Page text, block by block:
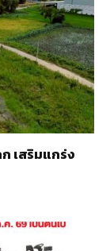
เสริมแกร่ง